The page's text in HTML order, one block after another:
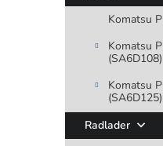
Komatsu
Komatsu
(SA6D108)
Komatsu
(SA6D125)
Radlader